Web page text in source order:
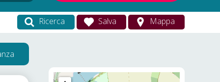
Ricerca Salva Mappa